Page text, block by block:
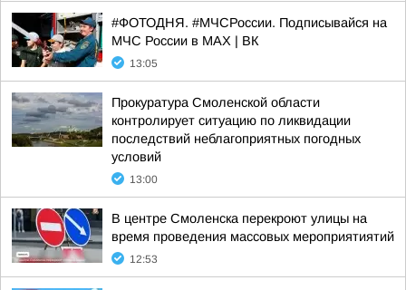
#ФОТОДНЯ. #МЧСРоссии. Подписывайся на
МЧС России в MAX | ВК
13:05
Прокуратура Смоленской области
контролирует ситуацию по ликвидации
последствий неблагоприятных погодных
условий
13:00
В центре Смоленска перекроют улицы на
время проведения массовых мероприятиятий
12:53